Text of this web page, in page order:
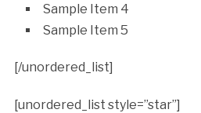
Sample Item 4
Sample Item 5
[/unordered_list]
[unordered_list style=”star”]